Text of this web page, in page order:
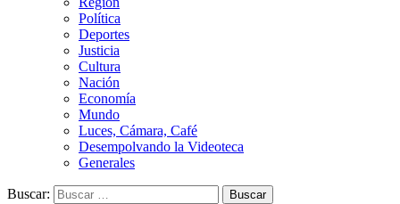
Política
Deportes
Justicia
Cultura
Nación
Economía
Mundo
Luces, Cámara, Café
Desempolvando la Videoteca
Generales
Buscar: